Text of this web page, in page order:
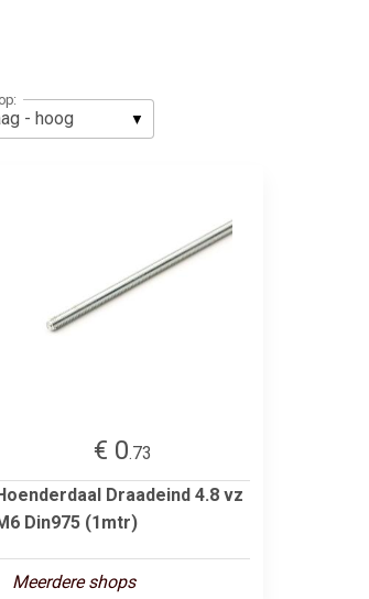
€ 0.73
Draadeind 4.8 vz
Din975 (1mtr)
Meerdere shops